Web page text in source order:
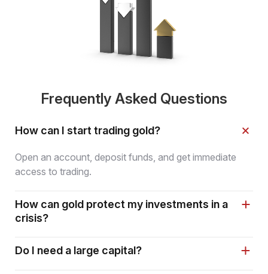
Frequently Asked Questions
How can I start trading gold?
Open an account, deposit funds, and get immediate
access to trading.
How can gold protect my investments in a
crisis?
Do I need a large capital?